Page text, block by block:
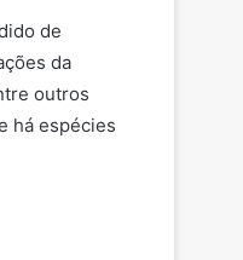
de
da
outros
há espécies